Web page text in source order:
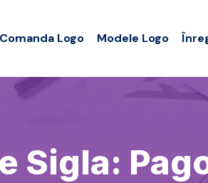
Comanda Logo Modele Logo
Sigla: